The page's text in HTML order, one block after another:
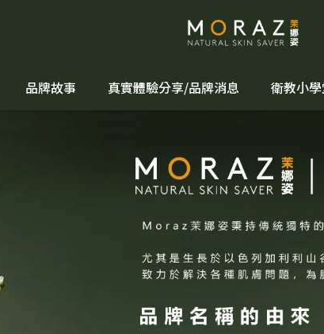
品牌故事 真實體驗分享/品牌消息 衛教小